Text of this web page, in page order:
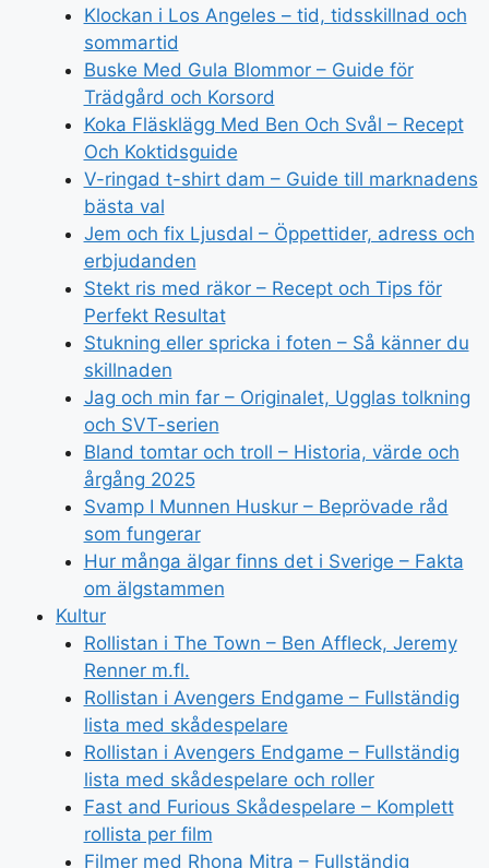
Klockan i Los Angeles – tid, tidsskillnad och
sommartid
Buske Med Gula Blommor – Guide för
Trädgård och Korsord
Koka Fläsklägg Med Ben Och Svål – Recept
Och Koktidsguide
V-ringad t-shirt dam – Guide till marknadens
bästa val
Jem och fix Ljusdal – Öppettider, adress och
erbjudanden
Stekt ris med räkor – Recept och Tips för
Perfekt Resultat
Stukning eller spricka i foten – Så känner du
skillnaden
Jag och min far – Originalet, Ugglas tolkning
och SVT-serien
Bland tomtar och troll – Historia, värde och
årgång 2025
Svamp I Munnen Huskur – Beprövade råd
som fungerar
Hur många älgar finns det i Sverige – Fakta
om älgstammen
Kultur
Rollistan i The Town – Ben Affleck, Jeremy
Renner m.fl.
Rollistan i Avengers Endgame – Fullständig
lista med skådespelare
Rollistan i Avengers Endgame – Fullständig
lista med skådespelare och roller
Fast and Furious Skådespelare – Komplett
rollista per film
Filmer med Rhona Mitra – Fullständig